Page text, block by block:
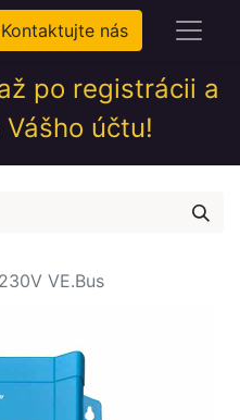
Kontaktujte nás
po registrácii a
účtu!
VE.Bus